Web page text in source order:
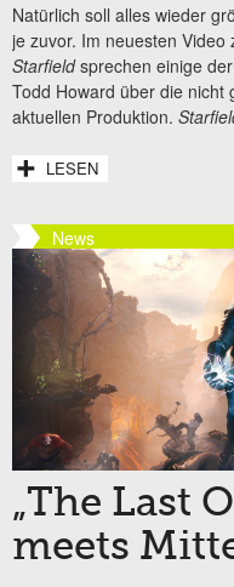
Natürlich soll alles wieder
je zuvor. Im neuesten
Starfieldsprechen einige
Todd Howard über die nicht
aktuellen Produktion.
LESEN
News
„The Last
meets